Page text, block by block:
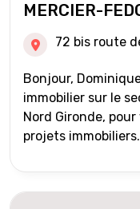
MERCIER-
72 bis route
Bonjour,
immobilier sur le
Nord Gironde,
projets immobiliers.